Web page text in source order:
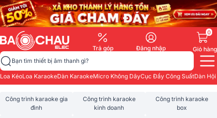
Trả góp Đăng nhập
0
Giỏ hàng
Bạn tìm thiết bị âm thanh gì?
Loa KéoLoa KaraokeDàn KaraokeMicro Không DâyCục Đẩy Công SuấtDàn
Công trình karaoke gia
đình
Công trình karaoke
kinh doanh
Công trình karaoke
box